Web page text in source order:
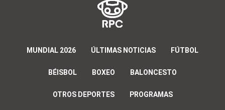
MUNDIAL 2026 ÚLTIMAS NOTICIAS FÚTBOL
BÉISBOL BOXEO BALONCESTO
OTROS DEPORTES PROGRAMAS